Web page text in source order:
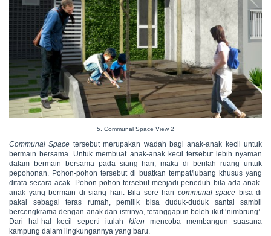
5. Communal Space View 2
Communal Space tersebut merupakan wadah bagi anak-anak kecil untuk
bermain bersama. Untuk membuat anak-anak kecil tersebut lebih nyaman
dalam bermain bersama pada siang hari, maka di berilah ruang untuk
pepohonan. Pohon-pohon tersebut di buatkan tempat/lubang khusus yang
ditata secara acak. Pohon-pohon tersebut menjadi peneduh bila ada anak-
anak yang bermain di siang hari. Bila sore hari communal space bisa di
pakai sebagai teras rumah, pemilik bisa duduk-duduk santai sambil
bercengkrama dengan anak dan istrinya, tetanggapun boleh ikut ‘nimbrung’.
Dari hal-hal kecil seperti itulah klien mencoba membangun suasana
kampung dalam lingkungannya yang baru.